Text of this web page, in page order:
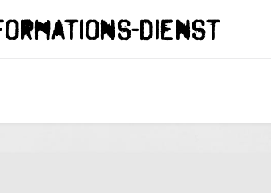
Dienst